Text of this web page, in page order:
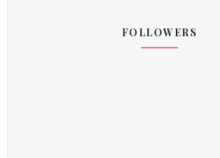
FOLLOWERS